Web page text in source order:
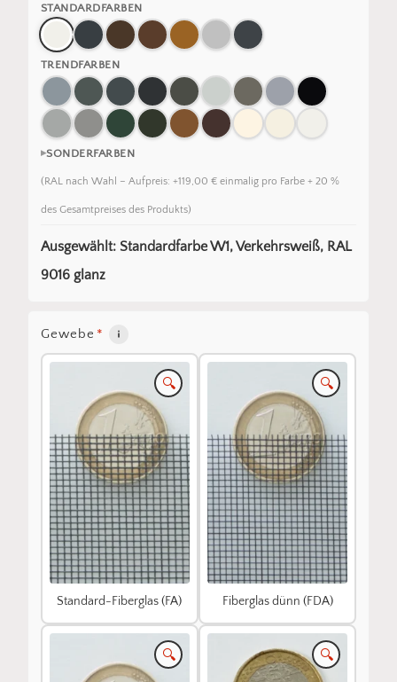
STANDARDFARBEN
TRENDFARBEN
SONDERFARBEN
(RAL nach Wahl – Aufpreis: +119,00 € einmalig pro Farbe + 20 %
des Gesamtpreises des Produkts)
Ausgewählt: Standardfarbe W1, Verkehrsweiß, RAL
9016 glanz
Gewebe *
🔍
Standard-Fiberglas (FA)
🔍
Fiberglas dünn (FDA)
🔍 🔍